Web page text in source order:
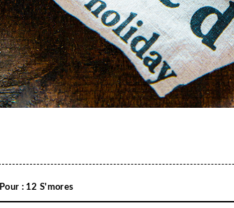
Pour : 12 S'mores